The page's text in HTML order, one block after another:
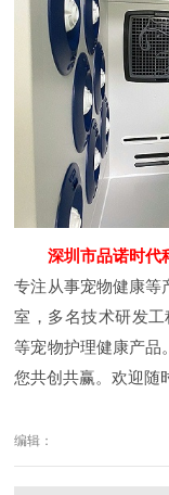
深圳市品诺时代
专注从事宠物健康等
室，多名技术研发
等宠物护理健康产品
您共创共赢。欢迎随
编辑：